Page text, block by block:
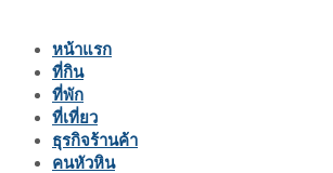
หน้าแรก
ที่กิน
ที่พัก
ที่เที่ยว
ธุรกิจร้านค้า
คนหัวหิน